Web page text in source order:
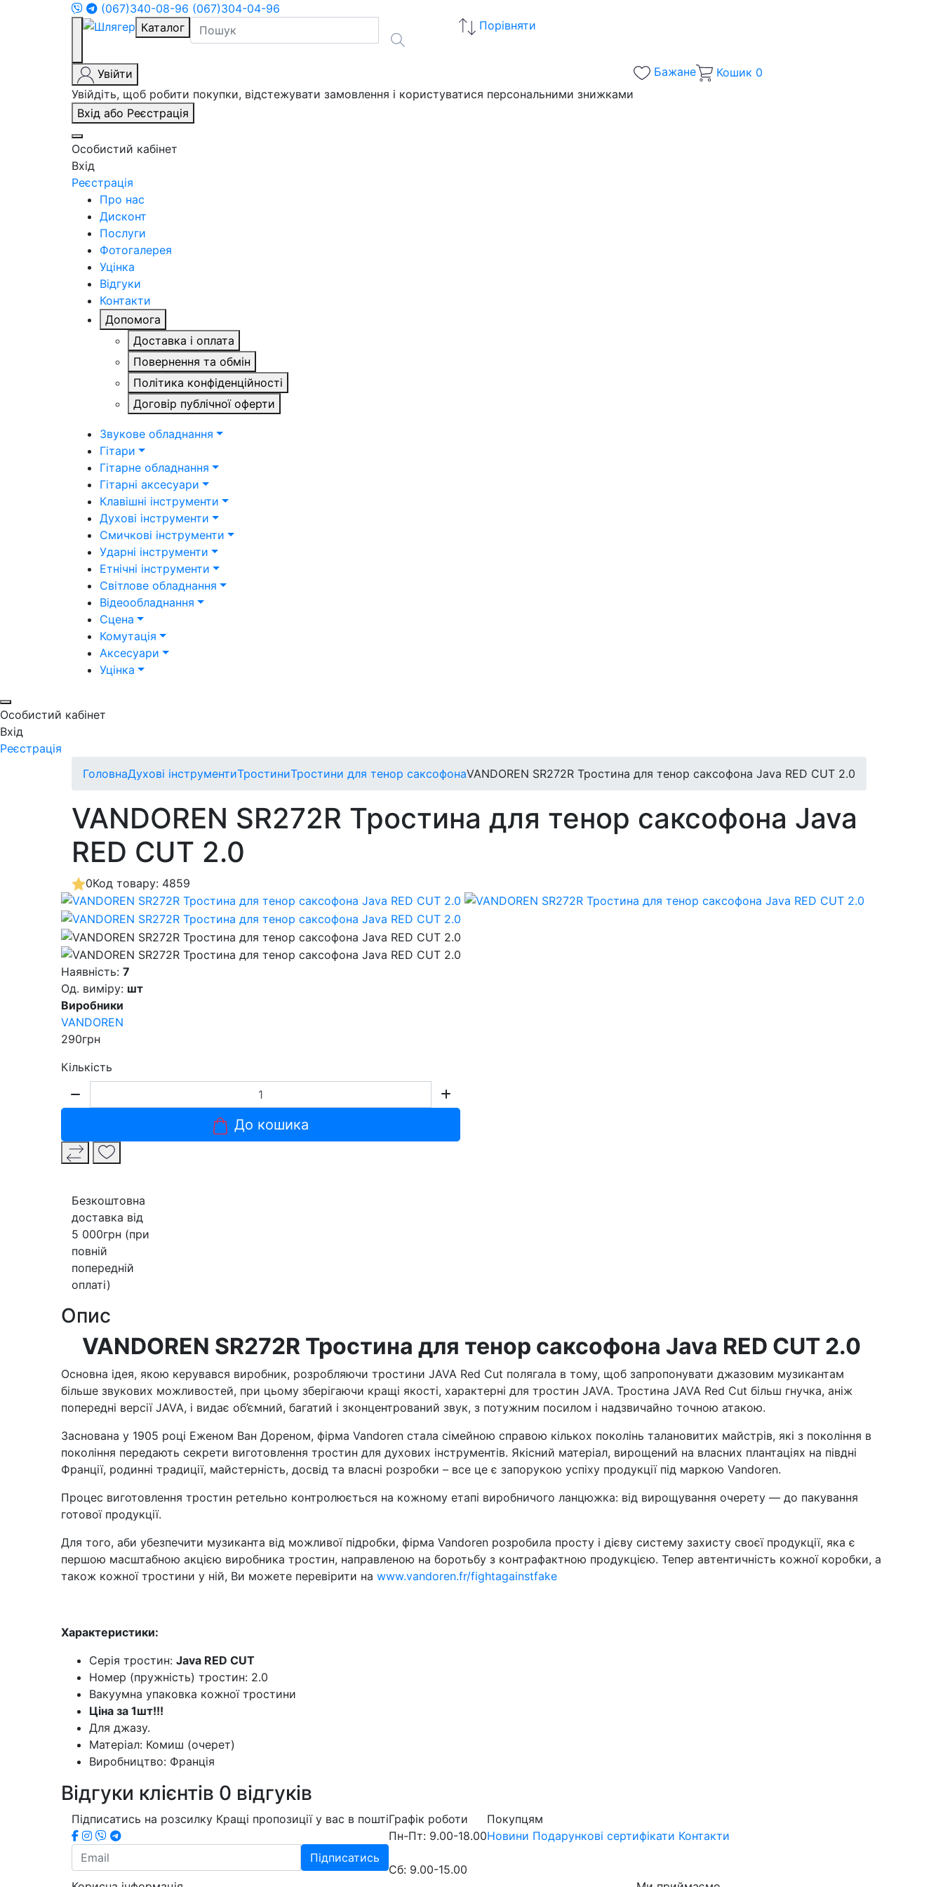
(067)340-08-96 (067)304-04-96
Каталог
Порівняти
Увійти
Увійдіть, щоб робити покупки, відстежувати замовлення і користуватися персональними знижками
Вхід або Реєстрація
Особистий кабінет
Вхід
Реєстрація
Бажане Кошик 0
Про нас
Дисконт
Послуги
Фотогалерея
Уцінка
Відгуки
Контакти
Допомога
Доставка і оплата
Повернення та обмін
Політика конфіденційності
Договір публічної оферти
Звукове обладнання
Гітари
Гітарне обладнання
Гітарні аксесуари
Клавішні інструменти
Духові інструменти
Смичкові інструменти
Ударні інструменти
Етнічні інструменти
Світлове обладнання
Відеообладнання
Сцена
Комутація
Аксесуари
Уцінка
Особистий кабінет
Вхід
Реєстрація
ГоловнаДухові інструментиТростиниТростини для тенор саксофонаVANDOREN SR272R Тростина для тенор саксофона Java RED CUT 2.0
VANDOREN SR272R Тростина для тенор саксофона Java
RED CUT 2.0
0Код товару: 4859
Наявність: 7
Од. виміру: шт
Виробники
VANDOREN
290грн
Кількість
До кошика
Безкоштовна
доставка від
5 000грн (при
повній
попередній
оплаті)
Опис
VANDOREN SR272R Тростина для тенор саксофона Java RED CUT 2.0
Основна ідея, якою керувався виробник, розробляючи тростини JAVA Red Cut полягала в тому, щоб запропонувати джазовим музикантам
більше звукових можливостей, при цьому зберігаючи кращі якості, характерні для тростин JAVA. Тростина JAVA Red Cut більш гнучка, аніж
попередні версії JAVA, і видає об’ємний, багатий і зконцентрований звук, з потужним посилом і надзвичайно точною атакою.
Заснована у 1905 році Еженом Ван Дореном, фірма Vandoren стала сімейною справою кількох поколінь талановитих майстрів, які з покоління в
покоління передають секрети виготовлення тростин для духових інструментів. Якісний матеріал, вирощений на власних плантаціях на півдні
Франції, родинні традиції, майстерність, досвід та власні розробки – все це є запорукою успіху продукції під маркою Vandoren.
Процес виготовлення тростин ретельно контролюється на кожному етапі виробничого ланцюжка: від вирощування очерету — до пакування
готової продукції.
Для того, аби убезпечити музиканта від можливої підробки, фірма Vandoren розробила просту і дієву систему захисту своєї продукції, яка є
першою масштабною акцією виробника тростин, направленою на боротьбу з контрафактною продукцією. Тепер автентичність кожної коробки, а
також кожної тростини у ній, Ви можете перевірити на www.vandoren.fr/fightagainstfake
Характеристики:
Серія тростин: Java RED CUT
Номер (пружність) тростин: 2.0
Вакуумна упаковка кожної тростини
Ціна за 1шт!!!
Для джазу.
Матеріал: Комиш (очерет)
Виробництво: Франція
Відгуки клієнтів 0 відгуків
Підписатись на розсилку Кращі пропозиції у вас в пошті
Підписатись
Графік роботи
Пн-Пт: 9.00-18.00
Сб: 9.00-15.00
Покупцям
Новини Подарункові сертифікати Контакти